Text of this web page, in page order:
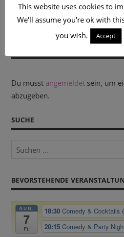
Beitrag:
GIG“
Beitrag:
Du musst angemeldetsein, um
abzugeben.
SUCHE
BEVORSTEHENDE
AUG.
7
Fr.
18:30Comedy & Cocktails
20:15Comedy & Party
This website uses cookies to
We'll assume you're ok with
you wish.
Accept